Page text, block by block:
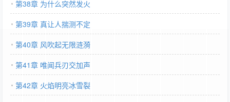
第38章 为什么突然发火
第39章 真让人揣测不定
第40章 风吹起无限涟漪
第41章 唯闻兵刃交加声
第42章 火焰明亮冰雪裂